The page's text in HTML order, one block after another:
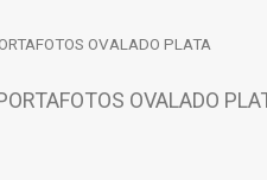
OVALADO PLATA